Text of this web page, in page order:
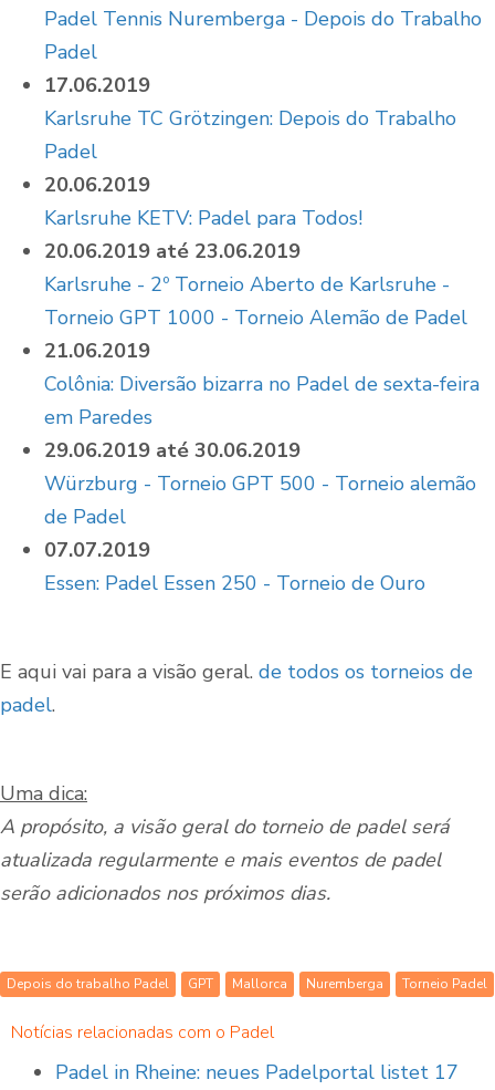
Padel Tennis Nuremberga - Depois do Trabalho
Padel
17.06.2019
Karlsruhe TC Grötzingen: Depois do Trabalho
Padel
20.06.2019
Karlsruhe KETV: Padel para Todos!
20.06.2019 até 23.06.2019
Karlsruhe - 2º Torneio Aberto de Karlsruhe -
Torneio GPT 1000 - Torneio Alemão de Padel
21.06.2019
Colônia: Diversão bizarra no Padel de sexta-feira
em Paredes
29.06.2019 até 30.06.2019
Würzburg - Torneio GPT 500 - Torneio alemão
de Padel
07.07.2019
Essen: Padel Essen 250 - Torneio de Ouro
E aqui vai para a visão geral. de todos os torneios de
padel.
Uma dica:
A propósito, a visão geral do torneio de padel será
atualizada regularmente e mais eventos de padel
serão adicionados nos próximos dias.
Depois do trabalho Padel GPT Mallorca Nuremberga Torneio Padel
Notícias relacionadas com o Padel
Padel in Rheine: neues Padelportal listet 17